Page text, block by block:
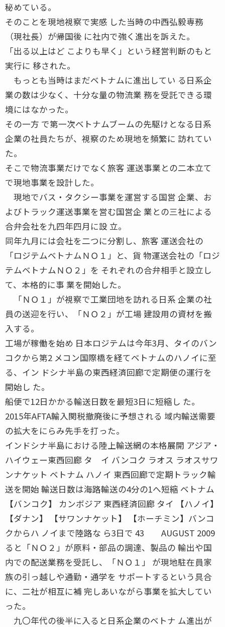
秘めている。
そのことを現地視察で実感 した当時の中西弘毅専務
（現社長）が帰国後 に社内で強く進出を訴えた。
「出る以上はど こよりも早く」という経営判断のもと
実行に 移された。
もっとも当時はまだベトナムに進出してい る日系企
業の数は少なく、十分な量の物流業 務を受託できる環
境にはなかった。
その一方 で第一次ベトナムブームの先駆けとなる日系
企業の社員たちが、視察のため現地を頻繁に 訪れてい
た。
そこで物流事業だけでなく旅客 運送事業との二本立て
で現地事業を設計した。
現地でバス・タクシー事業を運営する国営 企業、お
よびトラック運送事業を営む国営企 業との三社による
合弁会社を九四年四月に設 立。
同年九月には会社を二つに分割し、旅客 運送会社の
「ロジテムベトナムＮＯ１」と、貨 物運送会社の「ロジ
テムベトナムＮＯ２」を それぞれの合弁相手と設立し
て、本格的に事 業を開始した。
「ＮＯ１」が視察で工業団地を訪れる日系 企業の社
員の送迎を行い、「ＮＯ２」が工場 建設用の資材を搬
入する。
工場が稼働を始め 日本ロジテムは今年3月、タイのバン
コクから第2 メコン国際橋を経てベトナムのハノイに至
る、イン ドシナ半島の東西経済回廊で定期便の運行を
開始し た。
船便で12日かかる輸送日数を最短3日に短縮し た。
2015年AFTA輸入関税撤廃後に予想される 域内輸送需要
の拡大をにらみ先手を打った。
インドシナ半島における陸上輸送網の本格展開 アジア・
ハイウェー東西回廊 タ イ バンコク ラオス ラオスサワ
ンナケット ベトナム ハノイ 東西回廊で定期トラック輸
送を開始 輸送日数は海路輸送の4分の1へ短縮 ベトナム
【バンコク】 カンボジア 東西経済回廊 タイ 【ハノイ】
【ダナン】 【サワンナケット】 【ホーチミン】バンコ
クからハ ノイまで陸路な ら3日で 43 AUGUST 2009
ると「ＮＯ２」が原料・部品の調達、製品の 輸出や国
内での配送業務を受託し、「ＮＯ１」 が現地駐在員家
族の引っ越しや通勤・通学を サポートするという具合
に、二社が相互に補 完しあいながら事業を拡大してい
った。
九〇年代の後半に入ると日系企業のベトナ ム進出が